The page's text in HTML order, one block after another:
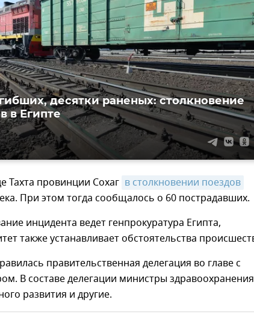
десятки раненых: столкновение
в Египте
Тахта провинции Сохаг в столкновении поездов
При этом тогда сообщалось о 60 пострадавших.
инцидента ведет генпрокуратура Египта,
также устанавливает обстоятельства
правительственная делегация во главе с
В составе делегации министры
развития и другие.